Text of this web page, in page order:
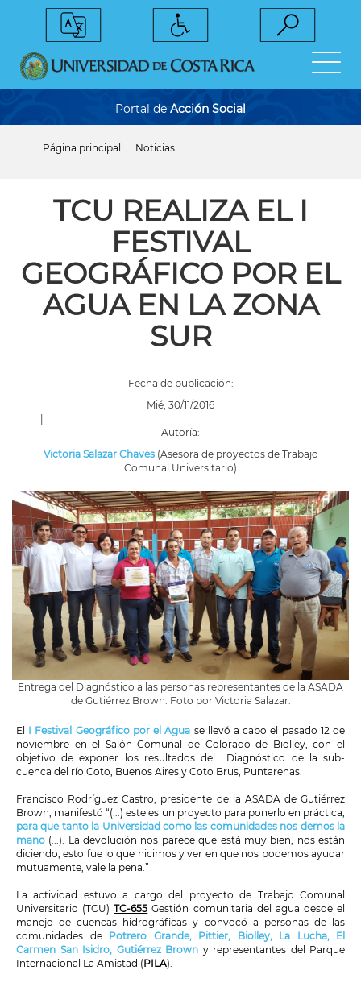
Portal de Acción Social
ayuda
Página principal Noticias
TCU REALIZA EL I
FESTIVAL
GEOGRÁFICO POR EL
AGUA EN LA ZONA
SUR
Fecha de publicación:
Mié, 30/11/2016
|
Autoría:
Victoria Salazar Chaves(Asesora de proyectos de Trabajo
Comunal Universitario)
Entrega del Diagnóstico a las personas representantes de la ASADA
de Gutiérrez Brown. Foto por Victoria Salazar.
El I Festival Geográfico por el Agua se llevó a cabo el pasado 12 de
noviembre en el Salón Comunal de Colorado de Biolley, con el
objetivo deexponer los resultados del Diagnóstico de la sub-
cuenca del río Coto, Buenos Aires y Coto Brus, Puntarenas.
Francisco Rodríguez Castro, presidente de la ASADA de Gutiérrez
Brown, manifestó “(...) este es un proyecto para ponerlo en práctica,
para que tanto la Universidad como las comunidades nos demos la
mano (...). La devolución nos parece que está muy bien, nos están
diciendo, esto fue lo que hicimos y ver en que nos podemos ayudar
mutuamente, vale la pena.”
La actividad estuvo a cargo del proyecto de Trabajo Comunal
Universitario (TCU)TC-655 Gestión comunitaria del agua desde el
manejo de cuencas hidrográficas y convocó a personas de las
comunidades de Potrero Grande, Pittier, Biolley, La Lucha, El
Carmen San Isidro, Gutiérrez Brown y representantes del Parque
Internacional La Amistad (PILA).